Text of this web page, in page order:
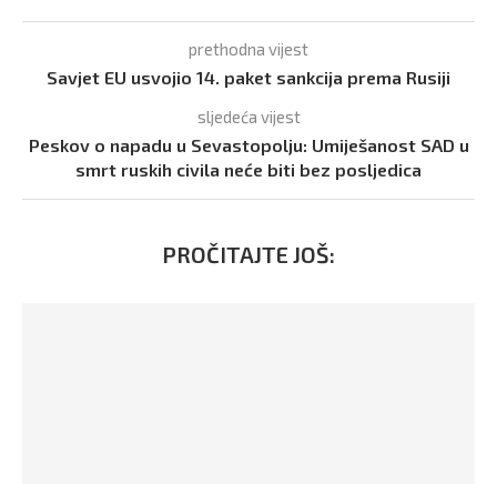
prethodna vijest
Savjet EU usvojio 14. paket sankcija prema Rusiji
sljedeća vijest
Peskov o napadu u Sevastopolju: Umiješanost SAD u
smrt ruskih civila neće biti bez posljedica
PROČITAJTE JOŠ: